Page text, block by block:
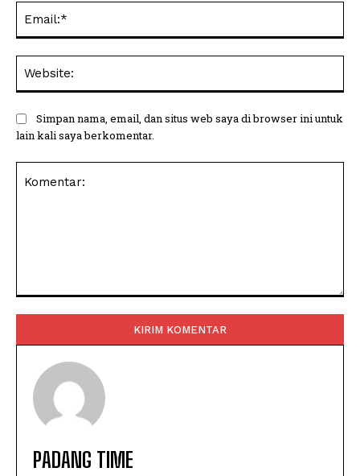
Simpan nama, email, dan situs web saya di browser ini untuk
lain kali saya berkomentar.
PADANG TIME